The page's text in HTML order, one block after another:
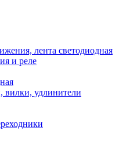
лента светодиодная
и реле
вилки, удлинители